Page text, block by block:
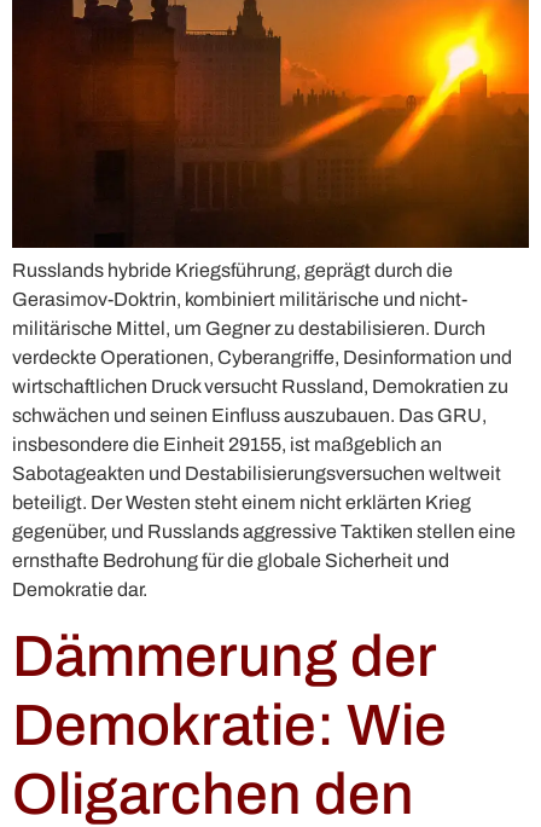
Russlands hybride Kriegsführung, geprägt durch die
Gerasimov-Doktrin, kombiniert militärische und nicht-
militärische Mittel, um Gegner zu destabilisieren. Durch
verdeckte Operationen, Cyberangriffe, Desinformation und
wirtschaftlichen Druck versucht Russland, Demokratien zu
schwächen und seinen Einfluss auszubauen. Das GRU,
insbesondere die Einheit 29155, ist maßgeblich an
Sabotageakten und Destabilisierungsversuchen weltweit
beteiligt. Der Westen steht einem nicht erklärten Krieg
gegenüber, und Russlands aggressive Taktiken stellen eine
ernsthafte Bedrohung für die globale Sicherheit und
Demokratie dar.
Dämmerung der
Demokratie: Wie
Oligarchen den